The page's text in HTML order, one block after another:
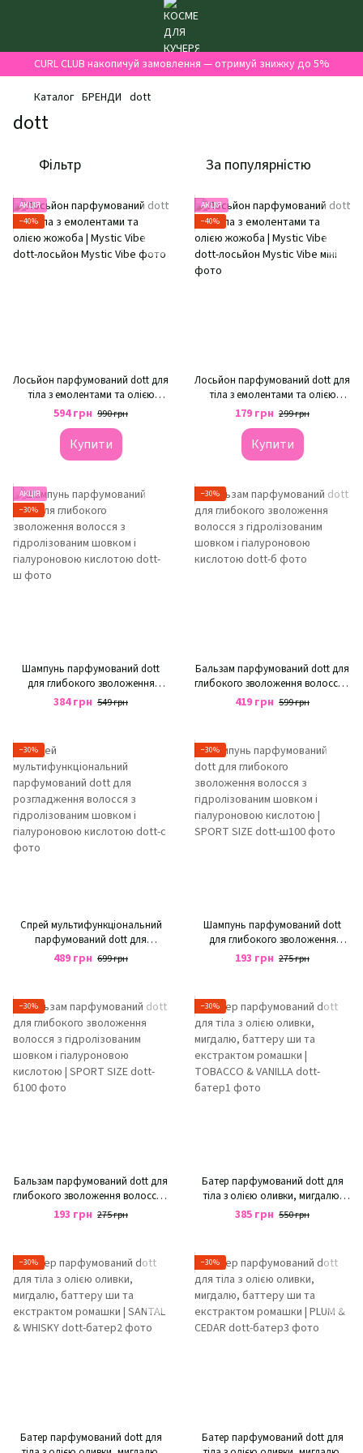
CURL CLUB накопичуй замовлення — отримуй знижку до 5%
Каталог БРЕНДИ dott
dott
Фільтр За популярністю
АКЦІЯ
−40%
Лосьйон парфумований dott для
тіла з емолентами та олією
жожоба | Mystic Vibe
594 грн 990 грн
Купити
АКЦІЯ
−40%
Лосьйон парфумований dott для
тіла з емолентами та олією
жожоба | Mystic Vibe
179 грн 299 грн
Купити
АКЦІЯ
−30%
Шампунь парфумований dott
для глибокого зволоження
волосся з гідролізованим
шовком і гіалуроновою
384 грн 549 грн
−30%
Бальзам парфумований dott для
глибокого зволоження волосся з
гідролізованим шовком і
гіалуроновою кислотою
419 грн 599 грн
−30%
Спрей мультифункціональний
парфумований dott для
розгладження волосся з
гідролізованим шовком і
489 грн 699 грн
−30%
Шампунь парфумований dott
для глибокого зволоження
волосся з гідролізованим
шовком і гіалуроновою
193 грн 275 грн
−30%
Бальзам парфумований dott для
глибокого зволоження волосся з
гідролізованим шовком і
гіалуроновою кислотою | SPORT
193 грн 275 грн
−30%
Батер парфумований dott для
тіла з олією оливки, мигдалю,
баттеру ши та екстрактом
ромашки | TOBACCO & VANILLA
385 грн 550 грн
−30%
Батер парфумований dott для
−30%
Батер парфумований dott для